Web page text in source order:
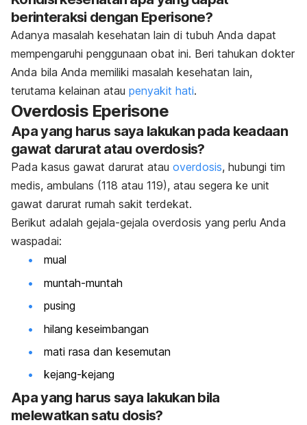
berinteraksi dengan Eperisone?
Adanya masalah kesehatan lain di tubuh Anda dapat
mempengaruhi penggunaan obat ini. Beri tahukan dokter
Anda bila Anda memiliki masalah kesehatan lain,
terutama kelainan atau penyakit hati.
Overdosis Eperisone
Apa yang harus saya lakukan pada keadaan
gawat darurat atau overdosis?
Pada kasus gawat darurat atau overdosis, hubungi tim
medis, ambulans (118 atau 119), atau segera ke unit
gawat darurat rumah sakit terdekat.
Berikut adalah gejala-gejala overdosis yang perlu Anda
waspadai:
mual
muntah-muntah
pusing
hilang keseimbangan
mati rasa dan kesemutan
kejang-kejang
Apa yang harus saya lakukan bila
melewatkan satu dosis?